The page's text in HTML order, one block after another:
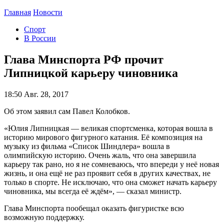
Главная Новости
Спорт
В России
Глава Минспорта РФ прочит
Липницкой карьеру чиновника
18:50 Авг. 28, 2017
Об этом заявил сам Павел Колобков.
«Юлия Липницкая — великая спортсменка, которая вошла в
историю мирового фигурного катания. Её композиция на
музыку из фильма «Список Шиндлера» вошла в
олимпийскую историю. Очень жаль, что она завершила
карьеру так рано, но я не сомневаюсь, что впереди у неё новая
жизнь, и она ещё не раз проявит себя в других качествах, не
только в спорте. Не исключаю, что она сможет начать карьеру
чиновника, мы всегда её ждём», — сказал министр.
Глава Минспорта пообещал оказать фигуристке всю
возможную поддержку.